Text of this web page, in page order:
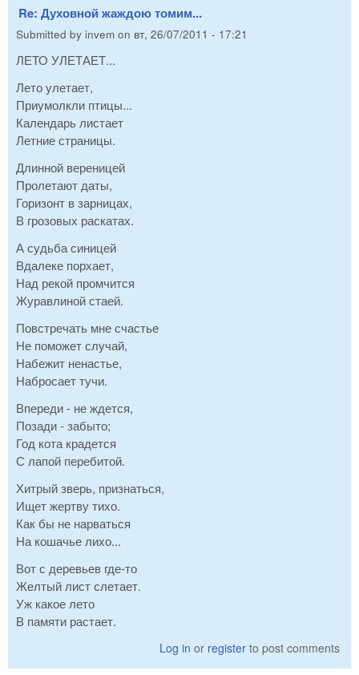
Re: Духовной жаждою томим...
Submitted by invem on вт, 26/07/2011 - 17:21
ЛЕТО УЛЕТАЕТ...
Лето улетает,
Приумолкли птицы...
Календарь листает
Летние страницы.
Длинной вереницей
Пролетают даты,
Горизонт в зарницах,
В грозовых раскатах.
А судьба синицей
Вдалеке порхает,
Над рекой промчится
Журавлиной стаей.
Повстречать мне счастье
Не поможет случай,
Набежит ненастье,
Набросает тучи.
Впереди - не ждется,
Позади - забыто;
Год кота крадется
С лапой перебитой.
Хитрый зверь, признаться,
Ищет жертву тихо.
Как бы не нарваться
На кошачье лихо...
Вот с деревьев где-то
Желтый лист слетает.
Уж какое лето
В памяти растает.
Log in or register to post comments